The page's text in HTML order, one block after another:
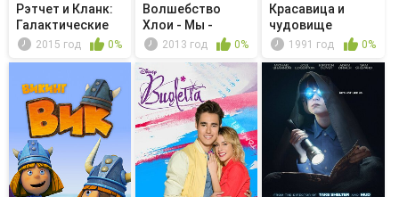
Рэтчет и Кланк:
Галактические
рейнджеры
2015 год 0%
Волшебство
Хлои - Мы -
команда
2013 год 0%
Красавица и
чудовище
1991 год 0%